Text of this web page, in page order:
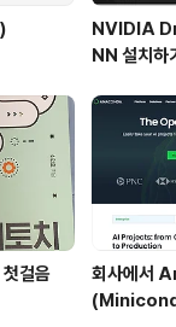
NVIDIA
NN 설치
걸음
회사에서